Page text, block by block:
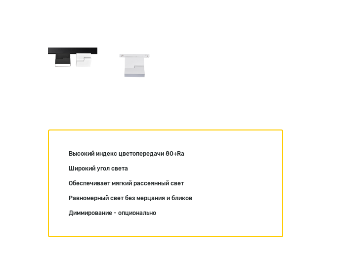
Высокий индекс цветопередачи 80+Ra
Широкий угол света
Обеспечивает мягкий рассеянный свет
Равномерный свет без мерцания и бликов
Диммирование - опционально